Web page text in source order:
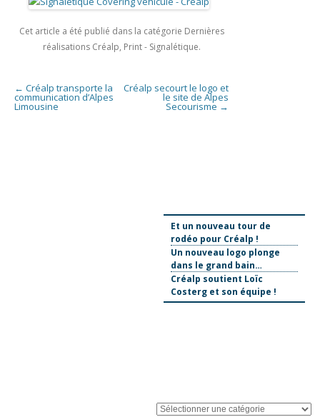
Cet article a été publié dans la catégorie Dernières
réalisations Créalp, Print - Signalétique.
Navigation des articles
← Créalp transporte la
communication d’Alpes
Limousine
Créalp secourt le logo et
le site de Alpes
Secourisme →
Et un nouveau tour de
rodéo pour Créalp !
Un nouveau logo plonge
dans le grand bain…
Créalp soutient Loïc
Costerg et son équipe !